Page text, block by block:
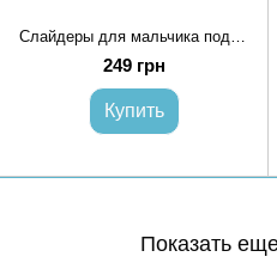
249 грн
Купить
Показать